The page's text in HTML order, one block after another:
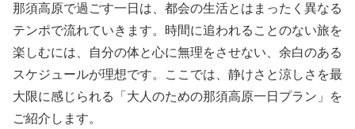
那須高原で過ごす一日は、都会の生活とはまったく異なる
テンポで流れていきます。時間に追われることのない旅を
楽しむには、自分の体と心に無理をさせない、余白のある
スケジュールが理想です。ここでは、静けさと涼しさを最
大限に感じられる「大人のための那須高原一日プラン」を
ご紹介します。